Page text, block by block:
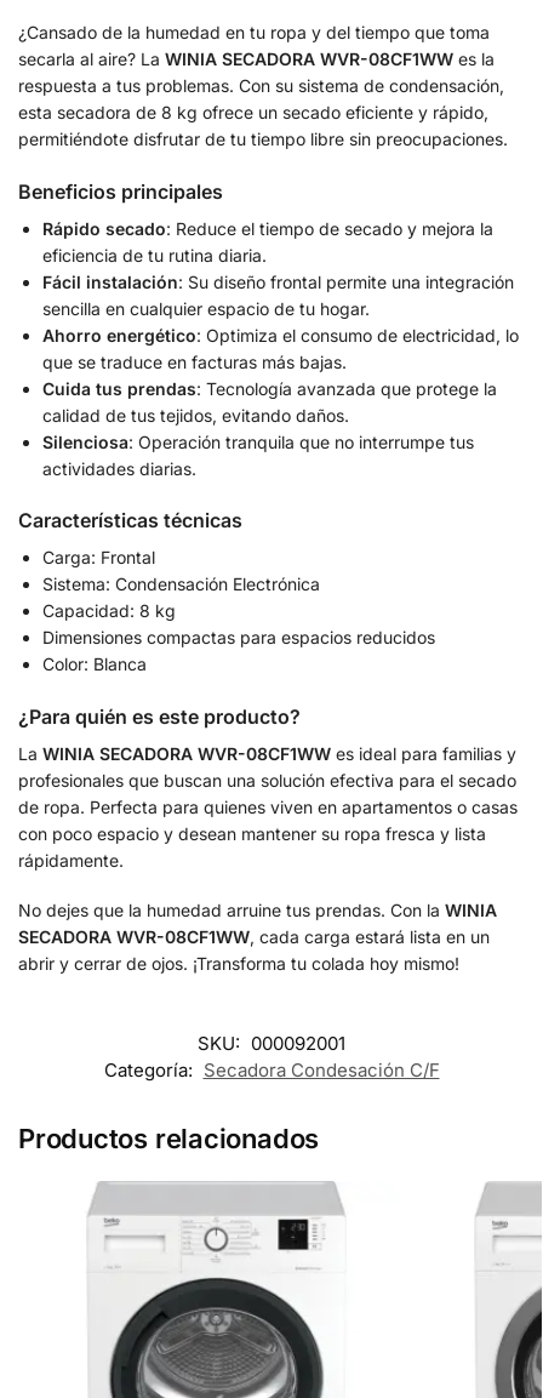
¿Cansado de la humedad en tu ropa y del tiempo que toma
secarla al aire? La WINIA SECADORA WVR-08CF1WW es la
respuesta a tus problemas. Con su sistema de condensación,
esta secadora de 8 kg ofrece un secado eficiente y rápido,
permitiéndote disfrutar de tu tiempo libre sin preocupaciones.
Beneficios principales
Rápido secado: Reduce el tiempo de secado y mejora la
eficiencia de tu rutina diaria.
Fácil instalación: Su diseño frontal permite una integración
sencilla en cualquier espacio de tu hogar.
Ahorro energético: Optimiza el consumo de electricidad, lo
que se traduce en facturas más bajas.
Cuida tus prendas: Tecnología avanzada que protege la
calidad de tus tejidos, evitando daños.
Silenciosa: Operación tranquila que no interrumpe tus
actividades diarias.
Características técnicas
Carga: Frontal
Sistema: Condensación Electrónica
Capacidad: 8 kg
Dimensiones compactas para espacios reducidos
Color: Blanca
¿Para quién es este producto?
La WINIA SECADORA WVR-08CF1WW es ideal para familias y
profesionales que buscan una solución efectiva para el secado
de ropa. Perfecta para quienes viven en apartamentos o casas
con poco espacio y desean mantener su ropa fresca y lista
rápidamente.
No dejes que la humedad arruine tus prendas. Con la WINIA
SECADORA WVR-08CF1WW, cada carga estará lista en un
abrir y cerrar de ojos. ¡Transforma tu colada hoy mismo!
SKU: 000092001
Categoría: Secadora Condesación C/F
Productos relacionados